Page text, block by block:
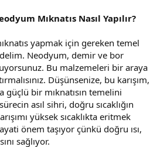
Mıknatıs Nasıl Yapılır?
yapmak için gereken temel
Neodyum, demir ve bor
Bu malzemeleri bir araya
Düşünsenize, bu karışım,
bir mıknatısın temelini
asıl sihri, doğru sıcaklığın
yüksek sıcaklıkta eritmek
önem taşıyor çünkü doğru ısı,
sağlıyor.